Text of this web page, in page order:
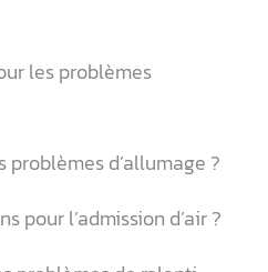
les problèmes
problèmes d’allumage ?
pour l’admission d’air ?